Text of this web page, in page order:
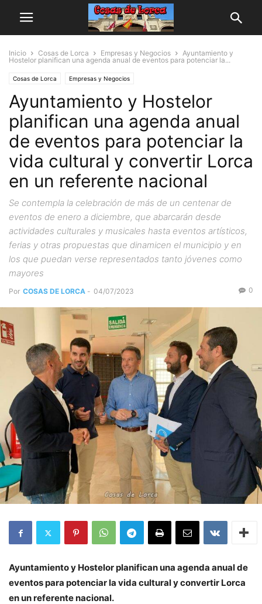
Inicio Cosas de Lorca Empresas y Negocios
Ayuntamiento y
Hostelor planifican una agenda anual de eventos para potenciar la...
Cosas de Lorca Empresas y Negocios
Ayuntamiento y Hostelor
planifican una agenda anual
de eventos para potenciar la
vida cultural y convertir Lorca
en un referente nacional
Se contempla la celebración de más de un centenar de
eventos de enero a diciembre, que abarcarán desde
actividades culturales y musicales hasta eventos artísticos,
ferias y otras propuestas que dinamicen el municipio y en
los que puedan verse representados tanto jóvenes como
mayores
Por COSAS DE LORCA - 04/07/2023 0
Ayuntamiento y Hostelor planifican una agenda anual de
eventos para potenciar la vida cultural y convertir Lorca
en un referente nacional.